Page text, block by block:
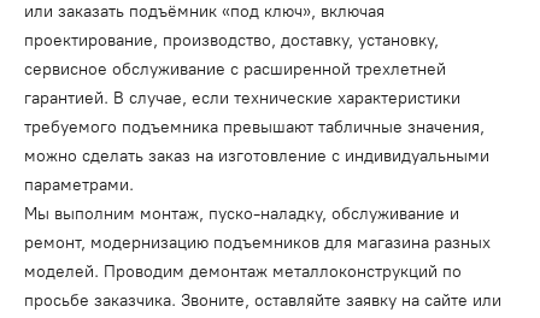
или заказать подъёмник «под ключ», включая
проектирование, производство, доставку, установку,
сервисное обслуживание с расширенной трехлетней
гарантией. В случае, если технические характеристики
требуемого подъемника превышают табличные значения,
можно сделать заказ на изготовление с индивидуальными
параметрами.
Мы выполним монтаж, пуско-наладку, обслуживание и
ремонт, модернизацию подъемников для магазина разных
моделей. Проводим демонтаж металлоконструкций по
просьбе заказчика. Звоните, оставляйте заявку на сайте или